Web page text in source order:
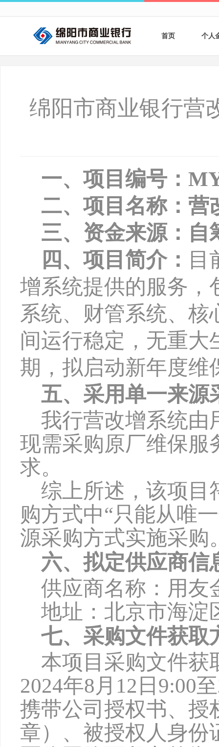
首页 个人
银
绵阳市商业银行营
一、项目编号：
二、项目名称：营
三、资金来源：自
四、项目简介： 目
增系统提供的服务，
系统、财管系统、核
间运行稳定，无重大
期，拟启动新年度维
五、采用单一来源
我行营改增系统由
现需采购原厂维保服
求。
综上所述，该项目
购方式中“只能从唯
源采购方式实施采购
六、拟定供应商信
供应商名称：用友
地址：北京市海淀
七、采购文件获取
本项目采购文件获
2024年8月12日9:00
携带公司授权书、授
章）、被授权人身份